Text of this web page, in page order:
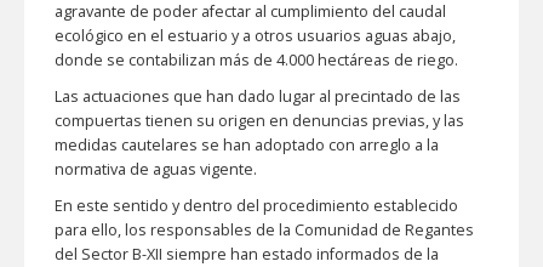
agravante de poder afectar al cumplimiento del caudal
ecológico en el estuario y a otros usuarios aguas abajo,
donde se contabilizan más de 4.000 hectáreas de riego.
Las actuaciones que han dado lugar al precintado de las
compuertas tienen su origen en denuncias previas, y las
medidas cautelares se han adoptado con arreglo a la
normativa de aguas vigente.
En este sentido y dentro del procedimiento establecido
para ello, los responsables de la Comunidad de Regantes
del Sector B-XII siempre han estado informados de la